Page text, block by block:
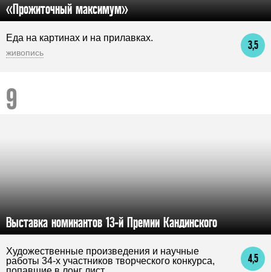
«Прожиточный максимум»
3,5
Еда на картинах и на прилавках.
живопись
Выставка номинантов 13-й Премии Кандинского
4,5
Художественные произведения и научные
работы 34-х участников творческого конкурса,